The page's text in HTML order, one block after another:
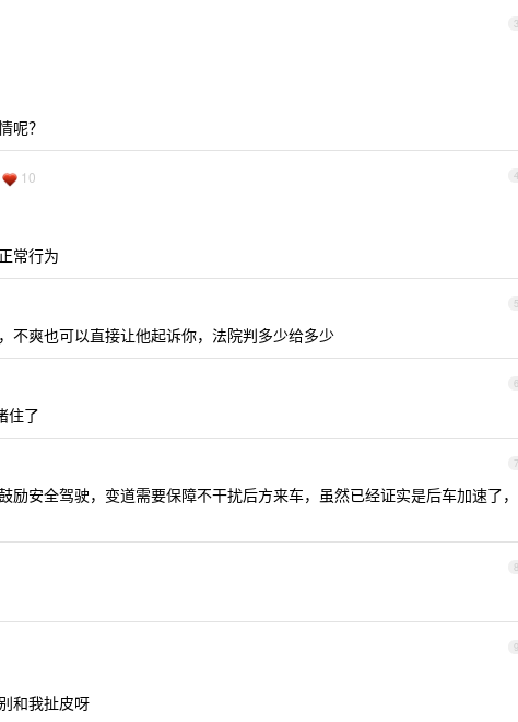
3
呢？
4
10
常行为
5
不爽也可以直接让他起诉你，法院判多少给多少
6
住了
7
励安全驾驶，变道需要保障不干扰后方来车，虽然已经证实是后车加速了，
8
9
和我扯皮呀